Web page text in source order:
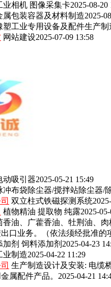
业相机 图像采集卡2025-08-20
属包装容器及材料制造2025-
塑工业专用设备及配件生产
网站建设2025-07-09 13:58
动吸引器2025-05-21 15:49
冲布袋除尘器/搅拌站除尘器/
双立柱式铁磁探测系统
植物精油 提取物 纯露2025-
香油、广藿香油、牡荆油、
口业务。（依法须经批准的
加剂 饲料添加剂 2025-04-23
业制造2025-04-22 11:29
生产制造设计及安装: 电缆
属配件产品。 2025-04-21